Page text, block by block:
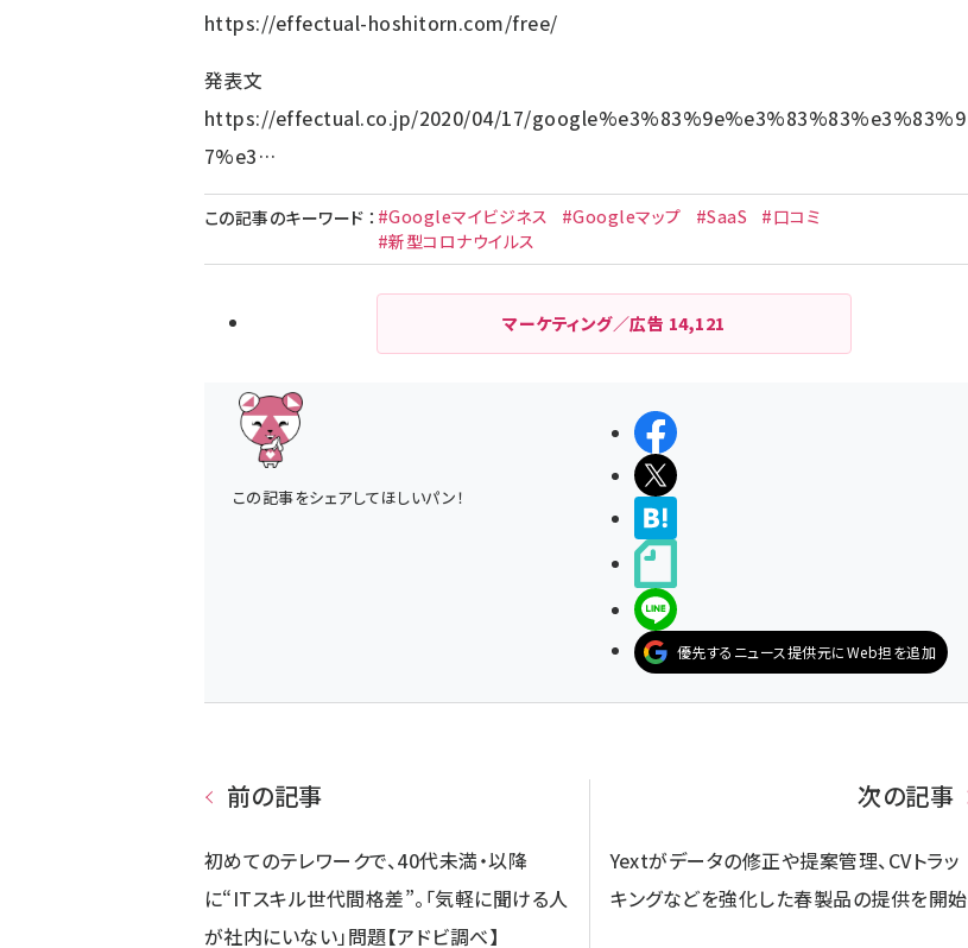
https://effectual-hoshitorn.com/free/
発表文
https://effectual.co.jp/2020/04/17/google%e3%83%9e%e3%83%83%e3%83%9
7%e3…
この記事のキーワード ： #Googleマイビジネス #Googleマップ #SaaS
#口コミ
#新型コロナウイルス
マーケティング／広告 14,121
この記事をシェアしてほしいパン！
シェアする
ポストする
LINEで送る
優先するニュース提供元にWeb担を追加
前の記事
初めてのテレワークで、40代未満・以降
に“ITスキル世代間格差”。「気軽に聞ける人
が社内にいない」問題【アドビ調べ】
次の記事
Yextがデータの修正や提案管理、CVトラッ
キングなどを強化した春製品の提供を開始